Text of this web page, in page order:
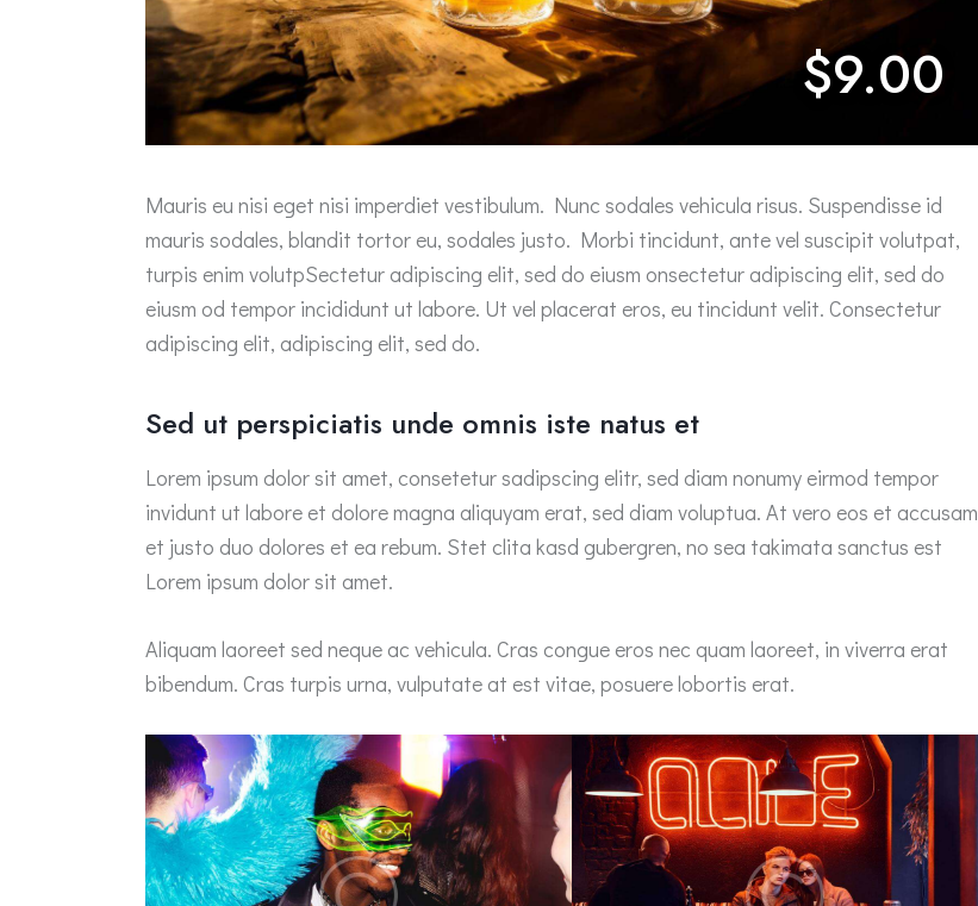
$9.00
Mauris eu nisi eget nisi imperdiet vestibulum. Nunc sodales vehicula risus. Suspendisse id
mauris sodales, blandit tortor eu, sodales justo. Morbi tincidunt, ante vel suscipit volutpat,
turpis enim volutpSectetur adipiscing elit, sed do eiusm onsectetur adipiscing elit, sed do
eiusm od tempor incididunt ut labore. Ut vel placerat eros, eu tincidunt velit. Consectetur
adipiscing elit, adipiscing elit, sed do.
Sed ut perspiciatis unde omnis iste natus et
Lorem ipsum dolor sit amet, consetetur sadipscing elitr, sed diam nonumy eirmod tempor
invidunt ut labore et dolore magna aliquyam erat, sed diam voluptua. At vero eos et accusam
et justo duo dolores et ea rebum. Stet clita kasd gubergren, no sea takimata sanctus est
Lorem ipsum dolor sit amet.
Aliquam laoreet sed neque ac vehicula. Cras congue eros nec quam laoreet, in viverra erat
bibendum. Cras turpis urna, vulputate at est vitae, posuere lobortis erat.